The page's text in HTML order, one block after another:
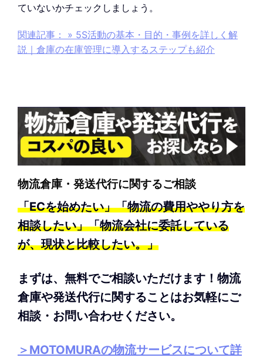
ていないかチェックしましょう。
関連記事： » 5S活動の基本・目的・事例を詳しく解
説｜倉庫の在庫管理に導入するステップも紹介
物流倉庫・発送代行に関するご相談
「ECを始めたい」「物流の費用ややり方を
相談したい」「物流会社に委託している
が、現状と比較したい。」
まずは、無料でご相談いただけます！物流
倉庫や発送代行に関することはお気軽にご
相談・お問い合わせください。
＞MOTOMURAの物流サービスについて詳